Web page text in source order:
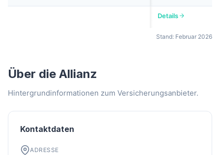
Details
Stand: Februar 2026
Über die Allianz
Hintergrundinformationen zum Versicherungsanbieter.
Kontaktdaten
ADRESSE